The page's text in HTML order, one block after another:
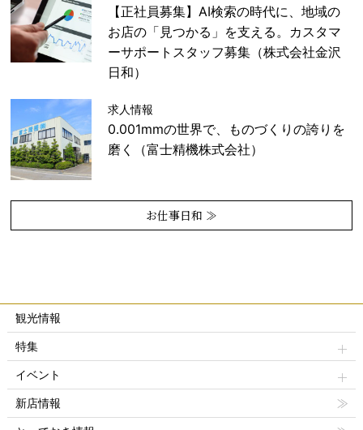
【正社員募集】AI検索の時代に、地域の
お店の「見つかる」を支える。カスタマ
ーサポートスタッフ募集（株式会社金沢
日和）
求人情報
0.001mmの世界で、ものづくりの誇りを
磨く（富士精機株式会社）
お仕事日和 ≫
観光情報
特集
イベント
新店情報